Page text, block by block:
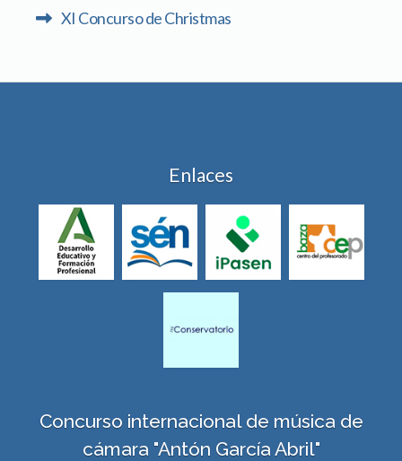
XI Concurso de Christmas
Enlaces
Concurso internacional de música de
cámara "Antón García Abril"